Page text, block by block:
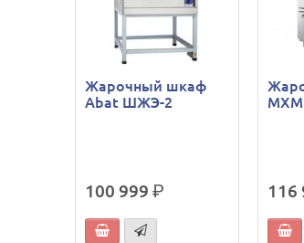
Жарочный шкаф
Abat ШЖЭ-2
100 999р.
МХМ
116